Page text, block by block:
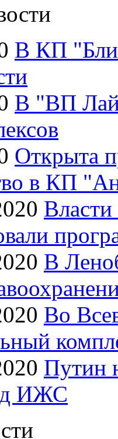
В КП
В "ВП
Открыта
в КП
В
Во
Путин
ИЖС